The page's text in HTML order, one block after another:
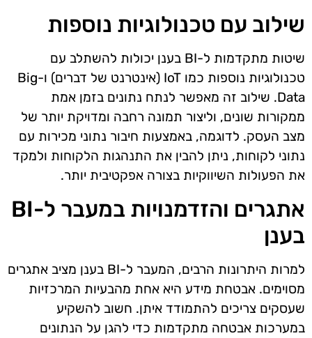
שילוב עם טכנולוגיות נוספות
שיטות מתקדמות ל-BI בענן יכולות להשתלב עם
טכנולוגיות נוספות כמו IoT (אינטרנט של דברים) ו-Big
Data. שילוב זה מאפשר לנתח נתונים בזמן אמת
ממקורות שונים, וליצור תמונה רחבה ומדויקת יותר של
מצב העסק. לדוגמה, באמצעות חיבור נתוני מכירות עם
נתוני לקוחות, ניתן להבין את התנהגות הלקוחות ולמקד
את הפעולות השיווקיות בצורה אפקטיבית יותר.
אתגרים והזדמנויות במעבר ל-BI
בענן
למרות היתרונות הרבים, המעבר ל-BI בענן מציב אתגרים
מסוימים. אבטחת מידע היא אחת מהבעיות המרכזיות
שעסקים צריכים להתמודד איתן. חשוב להשקיע
במערכות אבטחה מתקדמות כדי להגן על הנתונים